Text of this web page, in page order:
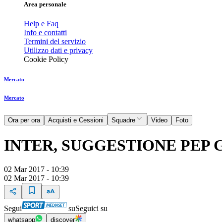
Area personale
Help e Faq
Info e contatti
Termini del servizio
Utilizzo dati e privacy
Cookie Policy
Mercato
Mercato
Ora per ora Acquisti e Cessioni Squadre Video Foto
INTER, SUGGESTIONE PEP
02 Mar 2017 - 10:39
02 Mar 2017 - 10:39
Segui suSeguici su
whatsapp discover